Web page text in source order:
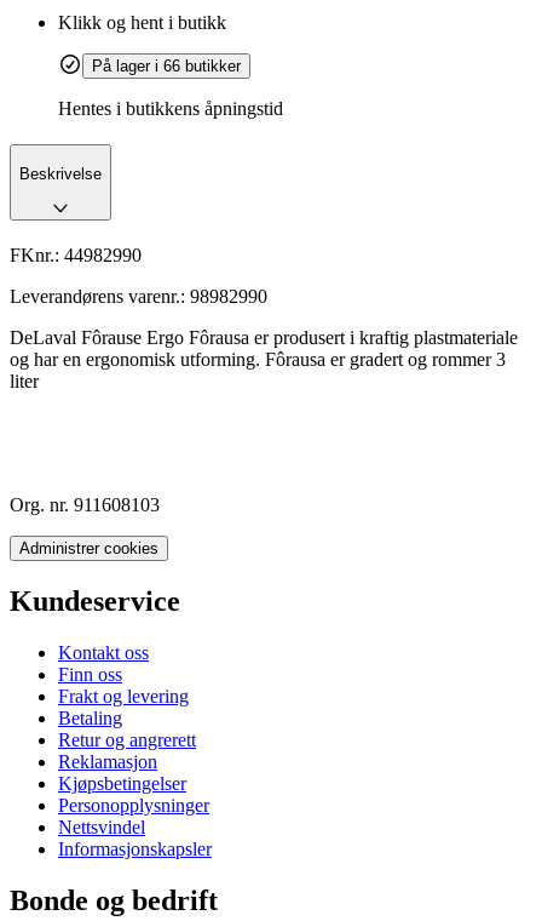
Klikk og hent i butikk
På lager i 66 butikker
Hentes i butikkens åpningstid
Beskrivelse
FKnr.: 44982990
Leverandørens varenr.: 98982990
DeLaval Fôrause Ergo Fôrausa er produsert i kraftig plastmateriale
og har en ergonomisk utforming. Fôrausa er gradert og rommer 3
liter
Org. nr. 911608103
Administrer cookies
Kundeservice
Kontakt oss
Finn oss
Frakt og levering
Betaling
Retur og angrerett
Reklamasjon
Kjøpsbetingelser
Personopplysninger
Nettsvindel
Informasjonskapsler
Bonde og bedrift